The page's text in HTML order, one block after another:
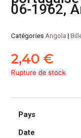
06-1962,
Catégories Angola |
2,40€
Rupture de stock
Pays
Date